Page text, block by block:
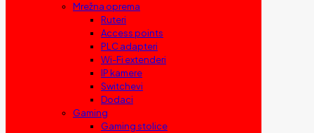
Mrežna oprema
Ruteri
Access points
PLC adapteri
Wi-Fi extenderi
IP kamere
Switchevi
Dodaci
Gaming
Gaming stolice